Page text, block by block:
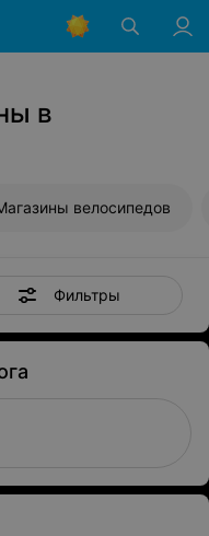
в
велосипедов
Фильтры